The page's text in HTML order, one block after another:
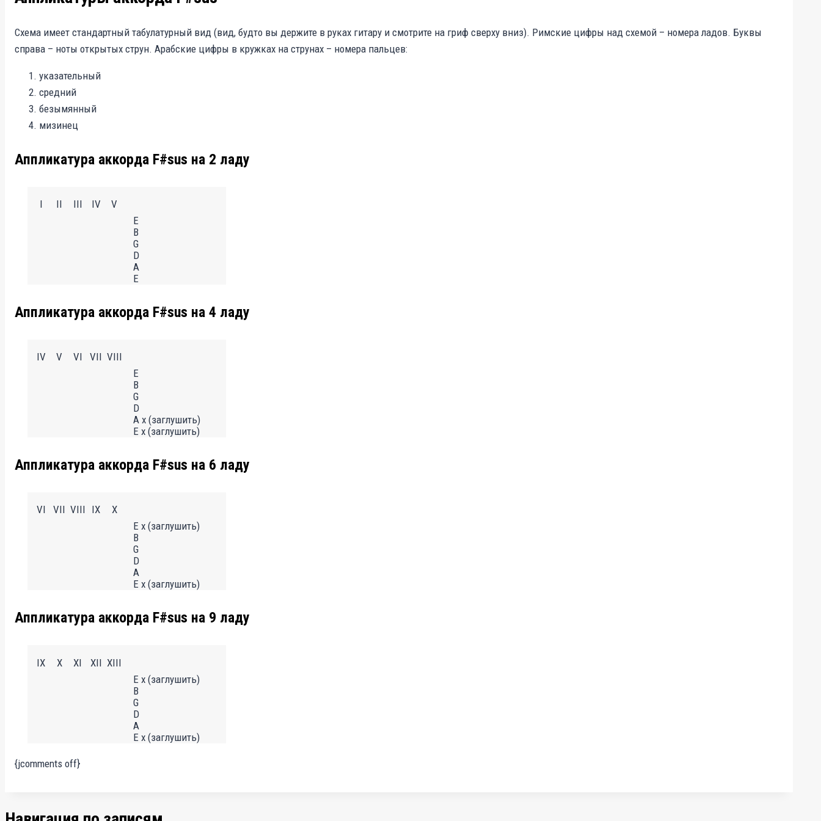
Схема имеет стандартный табулатурный вид (вид, будто вы держите в руках гитару и смотрите на гриф сверху вниз). Римские цифры над схемой – номера ладов. Буквы
справа – ноты открытых струн. Арабские цифры в кружках на струнах – номера пальцев:
указательный
средний
безымянный
мизинец
Аппликатура аккорда F#sus на 2 ладу
V
IV
III
II
I
E
B
G
D
A
E
Аппликатура аккорда F#sus на 4 ладу
VIII
VII
VI
V
IV
E
B
G
D
A x (заглушить)
E x (заглушить)
Аппликатура аккорда F#sus на 6 ладу
X
IX
VIII
VII
VI
E x (заглушить)
B
G
D
A
E x (заглушить)
Аппликатура аккорда F#sus на 9 ладу
XIII
XII
XI
X
IX
E x (заглушить)
B
G
D
A
E x (заглушить)
{jcomments off}